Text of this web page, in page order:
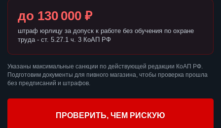
до 130 000 ₽
штраф юрлицу за допуск к работе без обучения по охране
труда - ст. 5.27.1 ч. 3 КоАП РФ
Указаны максимальные санкции по действующей редакции КоАП РФ.
Подготовим документы для пивного магазина, чтобы проверка прошла
без предписаний и штрафов.
ПРОВЕРИТЬ, ЧЕМ РИСКУЮ